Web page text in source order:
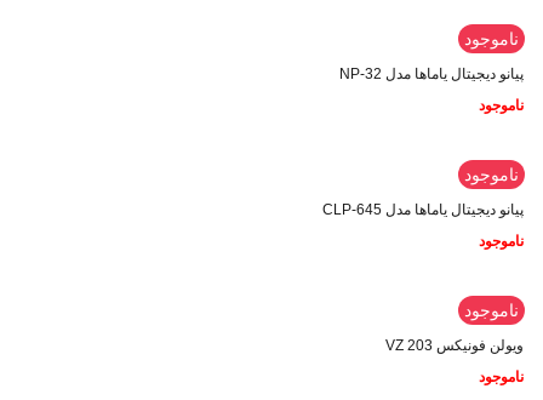
ناموجود
پیانو دیجیتال یاماها مدل NP-32
ناموجود
ناموجود
پیانو دیجیتال یاماها مدل CLP-645
ناموجود
ناموجود
ویولن فونیکس VZ 203
ناموجود